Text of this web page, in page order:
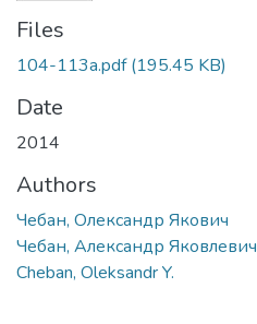
Files
104-113a.pdf(195.45 KB)
Date
2014
Authors
Чебан, Олександр Якович
Чебан, Александр Яковлевич
Cheban, Oleksandr Y.